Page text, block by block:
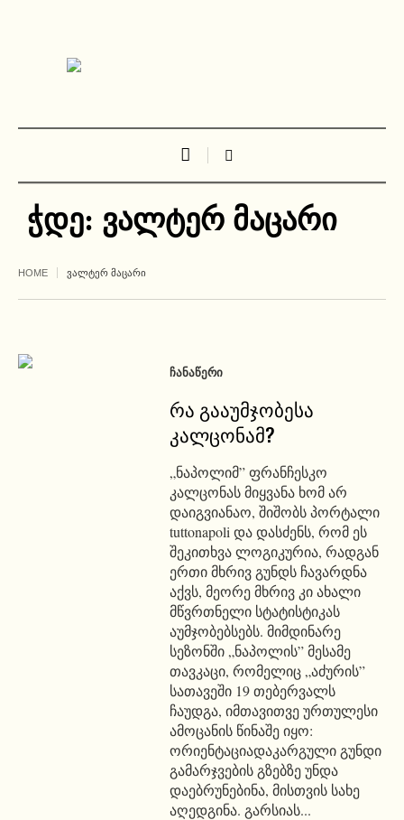
ჭდე: ვალტერ მაცარი
HOME ᲕᲐᲚᲢᲔᲠ ᲛᲐᲪᲐᲠᲘ
ᲩᲐᲜᲐᲬᲔᲠᲘ
რა გააუმჯობესა
კალცონამ?
„ნაპოლიმ” ფრანჩესკო
კალცონას მიყვანა ხომ არ
დაიგვიანაო, შიშობს პორტალი
tuttonapoli და დასძენს, რომ ეს
შეკითხვა ლოგიკურია, რადგან
ერთი მხრივ გუნდს ჩავარდნა
აქვს, მეორე მხრივ კი ახალი
მწვრთნელი სტატისტიკას
აუმჯობებსებს. მიმდინარე
სეზონში „ნაპოლის” მესამე
თავკაცი, რომელიც „აძურის”
სათავეში 19 თებერვალს
ჩაუდგა, იმთავითვე ურთულესი
ამოცანის წინაშე იყო:
ორიენტაციადაკარგული გუნდი
გამარჯვების გზებზე უნდა
დაებრუნებინა, მისთვის სახე
აღედგინა. გარსიას...